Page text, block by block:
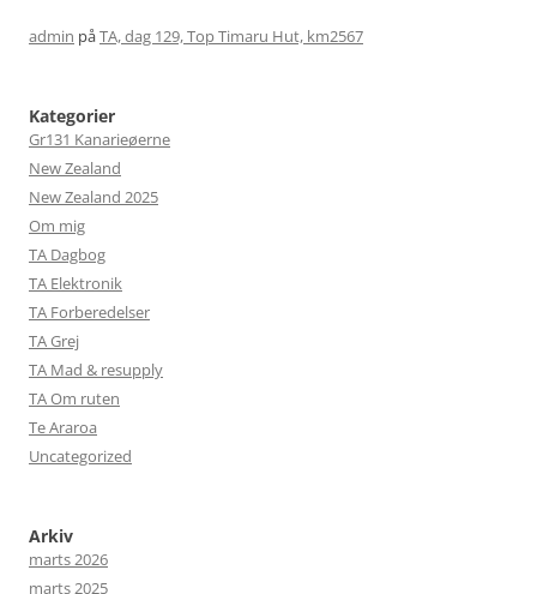
admin påTA, dag 129, Top Timaru Hut, km2567
Kategorier
Gr131 Kanarieøerne
New Zealand
New Zealand 2025
Om mig
TA Dagbog
TA Elektronik
TA Forberedelser
TA Grej
TA Mad & resupply
TA Om ruten
Te Araroa
Uncategorized
Arkiv
marts 2026
marts 2025